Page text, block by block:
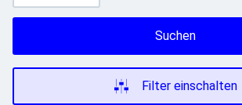
Suchen
Filter einschalten